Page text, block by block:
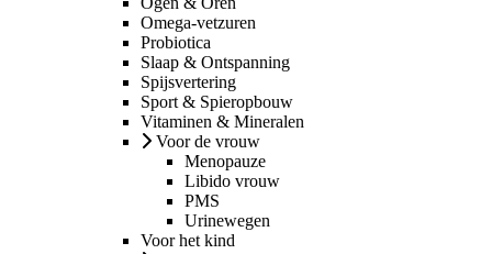
Omega-vetzuren
Probiotica
Slaap & Ontspanning
Spijsvertering
Sport & Spieropbouw
Vitaminen & Mineralen
Voor de vrouw
Menopauze
Libido vrouw
PMS
Urinewegen
Voor het kind